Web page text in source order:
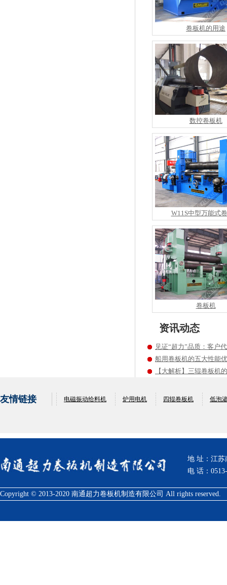
卷板机的用途
数控卷板机
W11S中型万能式
卷板机
资讯动态
见证“超力”品质：客户
船用卷板机的五大性能
【大解析】三辊卷板机
友情链接 电磁振动给料机 炉用电机 四辊卷板机 低泡
地 址：江苏
电 话：
Copyright © 2013-2020 南通超力卷板机制造有限公司 All rights reserved.